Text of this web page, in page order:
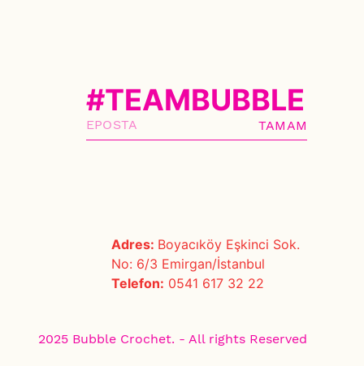
#TEAMBUBBLE
TAMAM
Adres: Boyacıköy Eşkinci Sok.
No: 6/3 Emirgan/İstanbul
Telefon: 0541 617 32 22
2025 Bubble Crochet. - All rights Reserved